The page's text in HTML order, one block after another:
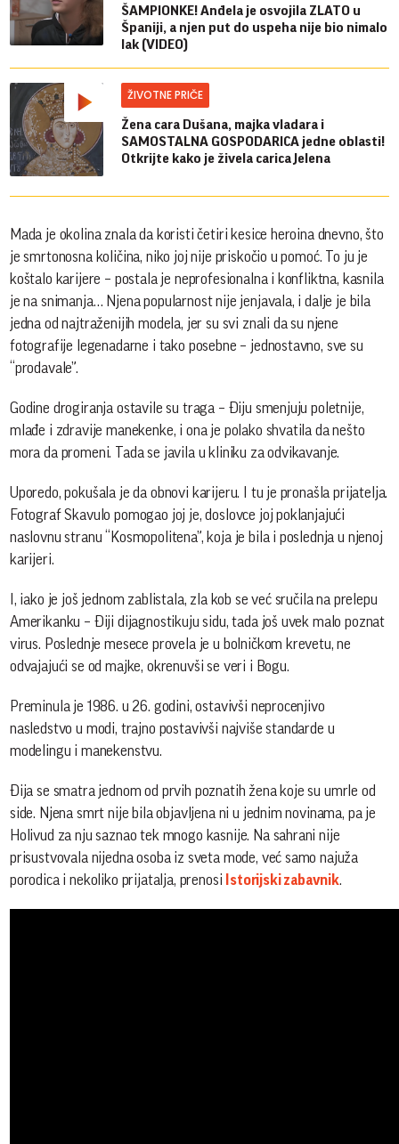
ŠAMPIONKE! Anđela je osvojila ZLATO u
Španiji, a njen put do uspeha nije bio nimalo
lak (VIDEO)
ŽIVOTNE PRIČE
Žena cara Dušana, majka vladara i
SAMOSTALNA GOSPODARICA jedne oblasti!
Otkrijte kako je živela carica Jelena
Mada je okolina znala da koristi četiri kesice heroina dnevno, što
je smrtonosna količina, niko joj nije priskočio u pomoć. To ju je
koštalo karijere – postala je neprofesionalna i konfliktna, kasnila
je na snimanja… Njena popularnost nije jenjavala, i dalje je bila
jedna od najtraženijih modela, jer su svi znali da su njene
fotografije legenadarne i tako posebne – jednostavno, sve su
“prodavale”.
Godine drogiranja ostavile su traga – Điju smenjuju poletnije,
mlađe i zdravije manekenke, i ona je polako shvatila da nešto
mora da promeni. Tada se javila u kliniku za odvikavanje.
Uporedo, pokušala je da obnovi karijeru. I tu je pronašla prijatelja.
Fotograf Skavulo pomogao joj je, doslovce joj poklanjajući
naslovnu stranu “Kosmopolitena”, koja je bila i poslednja u njenoj
karijeri.
I, iako je još jednom zablistala, zla kob se već sručila na prelepu
Amerikanku – Điji dijagnostikuju sidu, tada još uvek malo poznat
virus. Poslednje mesece provela je u bolničkom krevetu, ne
odvajajući se od majke, okrenuvši se veri i Bogu.
Preminula je 1986. u 26. godini, ostavivši neprocenjivo
nasledstvo u modi, trajno postavivši najviše standarde u
modelingu i manekenstvu.
Đija se smatra jednom od prvih poznatih žena koje su umrle od
side. Njena smrt nije bila objavljena ni u jednim novinama, pa je
Holivud za nju saznao tek mnogo kasnije. Na sahrani nije
prisustvovala nijedna osoba iz sveta mode, već samo najuža
porodica i nekoliko prijatalja, prenosi Istorijski zabavnik.